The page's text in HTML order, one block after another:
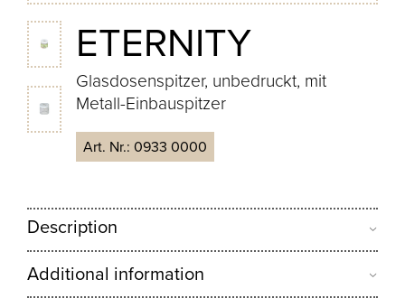
ETERNITY
Glasdosenspitzer, unbedruckt, mit
Metall-Einbauspitzer
Art. Nr.: 0933 0000
Description
Additional information